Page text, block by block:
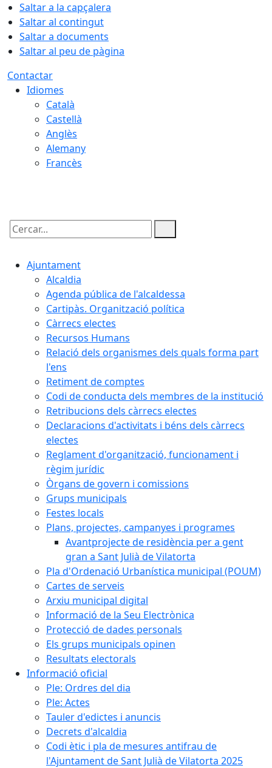
Saltar a la capçalera
Saltar al contingut
Saltar a documents
Saltar al peu de pàgina
Contactar
Idiomes
Català
Castellà
Anglès
Alemany
Francès
Cercar:
Ajuntament
Alcaldia
Agenda pública de l'alcaldessa
Cartipàs. Organització política
Càrrecs electes
Recursos Humans
Relació dels organismes dels quals forma part
l'ens
Retiment de comptes
Codi de conducta dels membres de la institució
Retribucions dels càrrecs electes
Declaracions d'activitats i béns dels càrrecs
electes
Reglament d'organització, funcionament i
règim jurídic
Òrgans de govern i comissions
Grups municipals
Festes locals
Plans, projectes, campanyes i programes
Avantprojecte de residència per a gent
gran a Sant Julià de Vilatorta
Pla d'Ordenació Urbanística municipal (POUM)
Cartes de serveis
Arxiu municipal digital
Informació de la Seu Electrònica
Protecció de dades personals
Els grups municipals opinen
Resultats electorals
Informació oficial
Ple: Ordres del dia
Ple: Actes
Tauler d'edictes i anuncis
Decrets d'alcaldia
Codi ètic i pla de mesures antifrau de
l'Ajuntament de Sant Julià de Vilatorta 2025